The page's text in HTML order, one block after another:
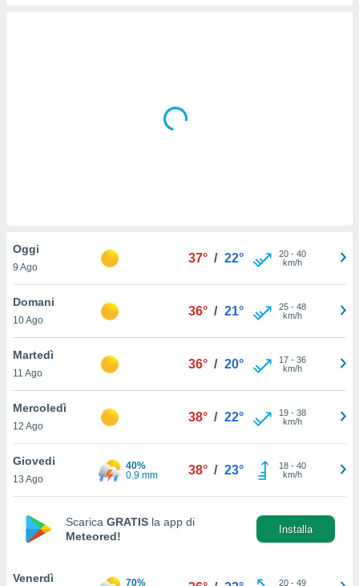
al sito
nostri
ci
di
un
la
di esso.
nella
Oggi
9 Ago
37° / 22° 20- 40
km/h
Domani
10 Ago
36° / 21° 25- 48
km/h
Martedì
11 Ago
36° / 20° 17- 36
km/h
Mercoledì
12 Ago
38° / 22° 19- 38
km/h
Giovedi
13 Ago
40%
0.9 mm
38° / 23° 18- 40
km/h
Scarica GRATIS la app di
Meteored!
Installa
Venerdì
70%
20- 49